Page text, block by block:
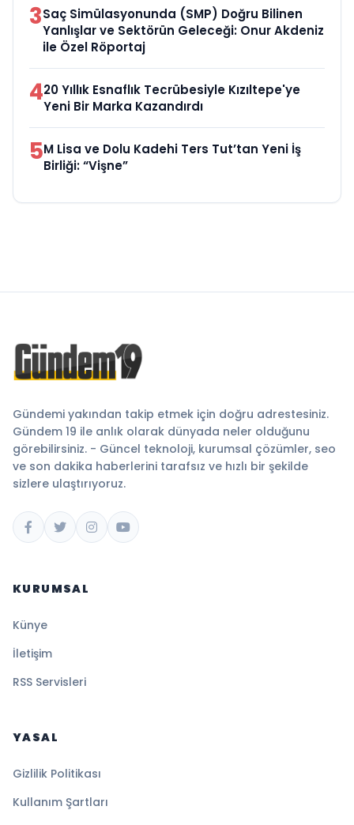
3Saç Simülasyonunda (SMP) Doğru Bilinen
Yanlışlar ve Sektörün Geleceği: Onur Akdeniz
ile Özel Röportaj
420 Yıllık Esnaflık Tecrübesiyle Kızıltepe'ye
Yeni Bir Marka Kazandırdı
5M Lisa ve Dolu Kadehi Ters Tut’tan Yeni İş
Birliği: “Vişne”
Gündemi yakından takip etmek için doğru adrestesiniz.
Gündem 19 ile anlık olarak dünyada neler olduğunu
görebilirsiniz. - Güncel teknoloji, kurumsal çözümler, seo
ve son dakika haberlerini tarafsız ve hızlı bir şekilde
sizlere ulaştırıyoruz.
KURUMSAL
Künye
İletişim
RSS Servisleri
YASAL
Gizlilik Politikası
Kullanım Şartları